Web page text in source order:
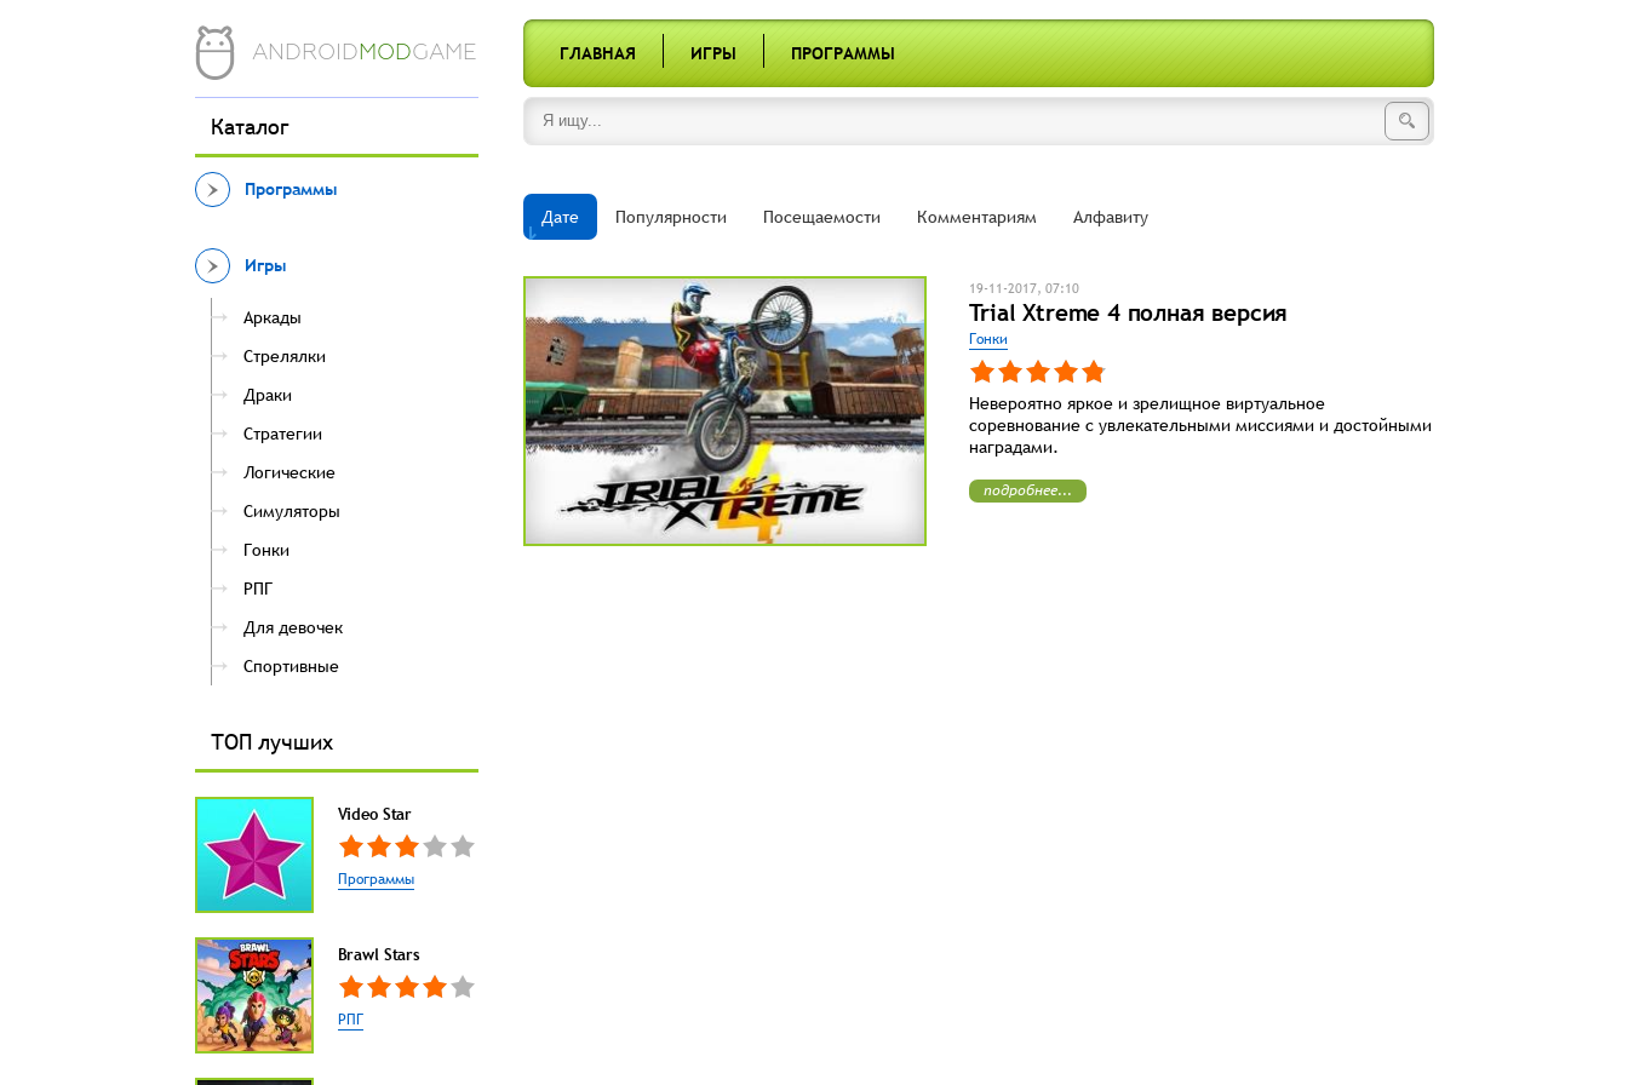
ANDROIDMODGAME ГЛАВНАЯ ИГРЫ ПРОГРАММЫ
Каталог
Программы
Игры
Аркады
Стрелялки
Драки
Стратегии
Логические
Симуляторы
Гонки
РПГ
Для девочек
Спортивные
ТОП лучших
Video Star
Программы
Brawl Stars
РПГ
Дате Популярности Посещаемости Комментариям Алфавиту
19-11-2017, 07:10
Trial Xtreme 4 полная версия
Гонки
Невероятно яркое и зрелищное виртуальное
соревнование с увлекательными миссиями и достойными
наградами.
подробнее...